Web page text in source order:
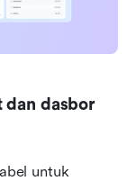
dan dasbor
untuk